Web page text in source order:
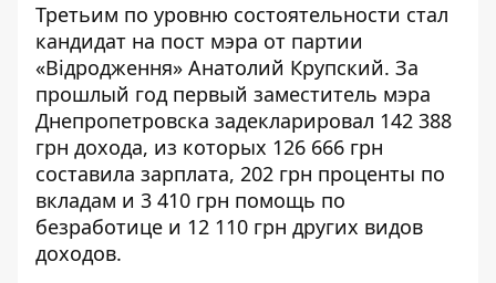
Третьим по уровню состоятельности стал
кандидат на пост мэра от партии
«Відродження» Анатолий Крупский. За
прошлый год первый заместитель мэра
Днепропетровска задекларировал 142 388
грн дохода, из которых 126 666 грн
составила зарплата, 202 грн проценты по
вкладам и 3 410 грн помощь по
безработице и 12 110 грн других видов
доходов.